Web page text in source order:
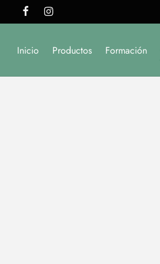
Inicio Productos Formación